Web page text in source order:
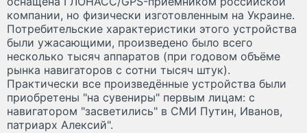
компании, но физически изготовленным на Украине.
Потребительские характеристики этого устройства
были ужасающими, произведено было всего
несколько тысяч аппаратов (при годовом объёме
рынка навигаторов с сотни тысяч штук).
Практически все произведённые устройства были
приобретены "на сувениры" первым лицам: с
навигатором "засветились" в СМИ Путин, Иванов,
патриарх Алексий".